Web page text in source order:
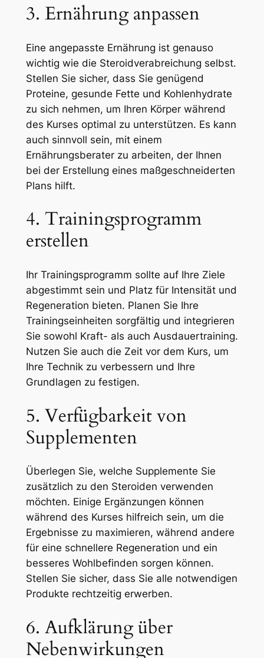
3. Ernährung anpassen
Eine angepasste Ernährung ist genauso
wichtig wie die Steroidverabreichung selbst.
Stellen Sie sicher, dass Sie genügend
Proteine, gesunde Fette und Kohlenhydrate
zu sich nehmen, um Ihren Körper während
des Kurses optimal zu unterstützen. Es kann
auch sinnvoll sein, mit einem
Ernährungsberater zu arbeiten, der Ihnen
bei der Erstellung eines maßgeschneiderten
Plans hilft.
4. Trainingsprogramm
erstellen
Ihr Trainingsprogramm sollte auf Ihre Ziele
abgestimmt sein und Platz für Intensität und
Regeneration bieten. Planen Sie Ihre
Trainingseinheiten sorgfältig und integrieren
Sie sowohl Kraft- als auch Ausdauertraining.
Nutzen Sie auch die Zeit vor dem Kurs, um
Ihre Technik zu verbessern und Ihre
Grundlagen zu festigen.
5. Verfügbarkeit von
Supplementen
Überlegen Sie, welche Supplemente Sie
zusätzlich zu den Steroiden verwenden
möchten. Einige Ergänzungen können
während des Kurses hilfreich sein, um die
Ergebnisse zu maximieren, während andere
für eine schnellere Regeneration und ein
besseres Wohlbefinden sorgen können.
Stellen Sie sicher, dass Sie alle notwendigen
Produkte rechtzeitig erwerben.
6. Aufklärung über
Nebenwirkungen